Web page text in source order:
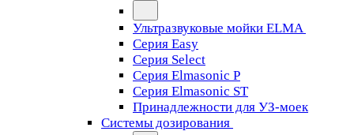
Ультразвуковые мойки ELMA
Серия Easy
Серия Select
Серия Elmasonic P
Серия Elmasonic ST
Принадлежности для УЗ-моек
Системы дозирования